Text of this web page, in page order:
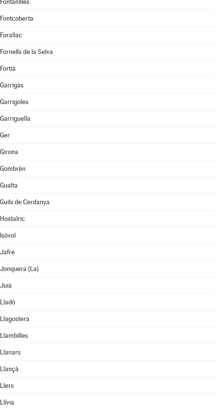
Fontanilles
Fontcoberta
Forallac
Fornells de la Selva
Fortià
Garrigàs
Garrigoles
Garriguella
Ger
Girona
Gombrèn
Gualta
Guils de Cerdanya
Hostalric
Isòvol
Jafre
Jonquera (La)
Juià
Lladó
Llagostera
Llambilles
Llanars
Llançà
Llers
Llívia